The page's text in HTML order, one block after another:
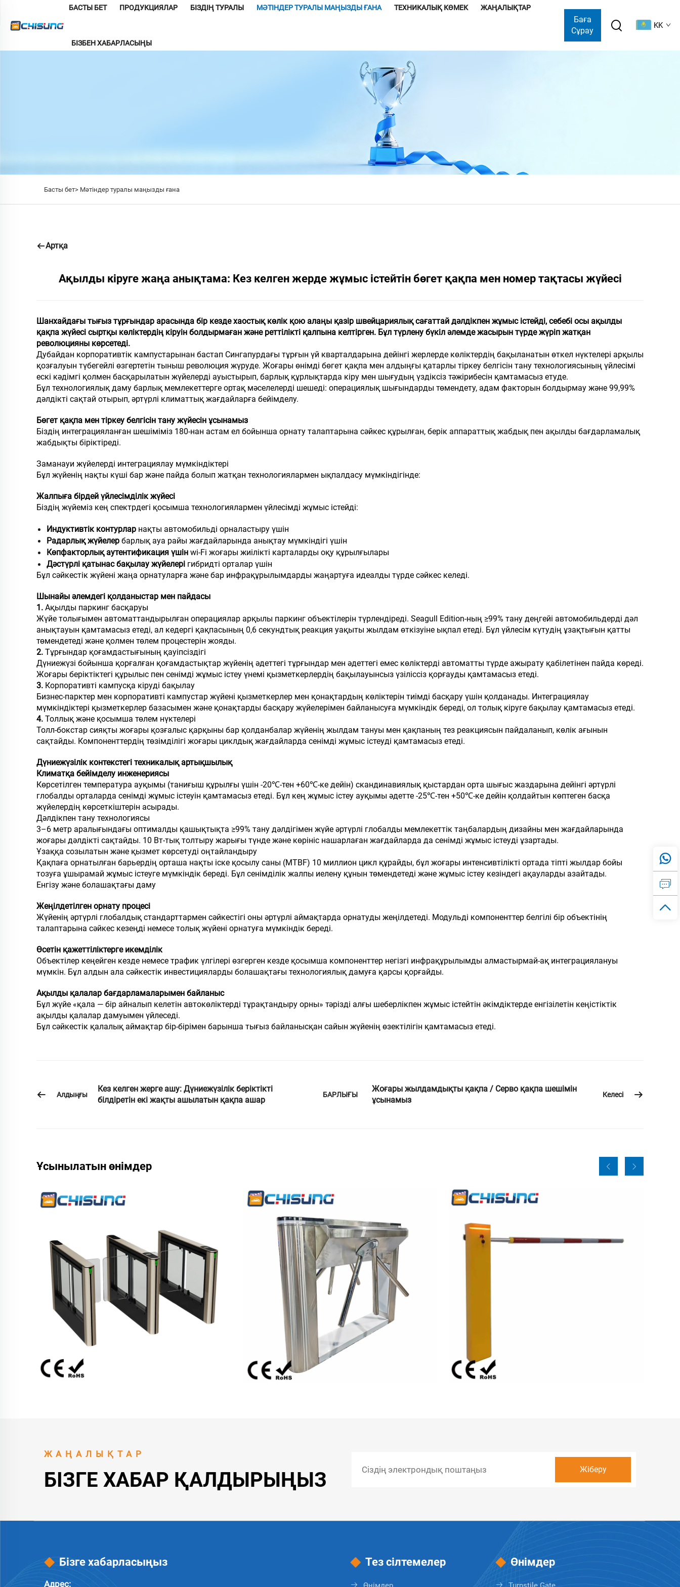
БАСТЫ БЕТ ПРОДУКЦИЯЛАР БІЗДІҢ ТУРАЛЫ МӘТІНДЕР ТУРАЛЫ МАҢЫЗДЫ ҒАНА ТЕХНИКАЛЫҚ КӨМЕК ЖАҢАЛЫҚТАР
БІЗБЕН ХАБАРЛАСЫҢЫ
Баға
Сұрау
KK
Басты бет> Мәтіндер туралы маңызды ғана
Артқа
Ақылды кіруге жаңа анықтама: Кез келген жерде жұмыс істейтін бөгет қақпа мен номер тақтасы жүйесі
Шанхайдағы тығыз тұрғындар арасында бір кезде хаостық көлік қою алаңы қазір швейцариялық сағаттай дәлдікпен жұмыс істейді, себебі осы ақылды
қақпа жүйесі сыртқы көліктердің кіруін болдырмаған және реттілікті қалпына келтірген. Бұл түрлену бүкіл әлемде жасырын түрде жүріп жатқан
революцияны көрсетеді.
Дубайдан корпоративтік кампустарынан бастап Сингапурдағы тұрғын үй кварталдарына дейінгі жерлерде көліктердің бақыланатын өткел нүктелері арқылы
қозғалуын түбегейлі өзгертетін тыныш революция жүруде. Жоғары өнімді бөгет қақпа мен алдыңғы қатарлы тіркеу белгісін тану технологиясының үйлесімі
ескі кәдімгі қолмен басқарылатын жүйелерді ауыстырып, барлық құрлықтарда кіру мен шығудың үздіксіз тәжірибесін қамтамасыз етуде.
Бұл технологиялық даму барлық мемлекеттерге ортақ мәселелерді шешеді: операциялық шығындарды төмендету, адам факторын болдырмау және 99,99%
дәлдікті сақтай отырып, әртүрлі климаттық жағдайларға бейімделу.
Бөгет қақпа мен тіркеу белгісін тану жүйесін ұсынамыз
Біздің интеграцияланған шешіміміз 180-нан астам ел бойынша орнату талаптарына сәйкес құрылған, берік аппараттық жабдық пен ақылды бағдарламалық
жабдықты біріктіреді.
Заманауи жүйелерді интеграциялау мүмкіндіктері
Бұл жүйенің нақты күші бар және пайда болып жатқан технологиялармен ықпалдасу мүмкіндігінде:
Жалпыға бірдей үйлесімділік жүйесі
Біздің жүйеміз кең спектрдегі қосымша технологиялармен үйлесімді жұмыс істейді:
Индуктивтік контурлар нақты автомобильді орналастыру үшін
Радарлық жүйелер барлық ауа райы жағдайларында анықтау мүмкіндігі үшін
Көпфакторлық аутентификация үшін wi-Fi жоғары жиілікті карталарды оқу құрылғылары
Дәстүрлі қатынас бақылау жүйелері гибридті орталар үшін
Бұл сәйкестік жүйені жаңа орнатуларға және бар инфрақұрылымдарды жаңартуға идеалды түрде сәйкес келеді.
Шынайы әлемдегі қолданыстар мен пайдасы
1. Ақылды паркинг басқаруы
Жүйе толығымен автоматтандырылған операциялар арқылы паркинг объектілерін түрлендіреді. Seagull Edition-ның ≥99% тану деңгейі автомобильдерді дәл
анықтауын қамтамасыз етеді, ал кедергі қақпасының 0,6 секундтық реакция уақыты жылдам өткізуіне ықпал етеді. Бұл үйлесім күтудің ұзақтығын қатты
төмендетеді және қолмен төлем процестерін жояды.
2. Тұрғындар қоғамдастығының қауіпсіздігі
Дүниежүзі бойынша қорғалған қоғамдастықтар жүйенің әдеттегі тұрғындар мен әдеттегі емес көліктерді автоматты түрде ажырату қабілетінен пайда көреді.
Жоғары беріктіктегі құрылыс пен сенімді жұмыс істеу үнемі қызметкерлердің бақылауынсыз үзіліссіз қорғауды қамтамасыз етеді.
3. Корпоративті кампусқа кіруді бақылау
Бизнес-парктер мен корпоративті кампустар жүйені қызметкерлер мен қонақтардың көліктерін тиімді басқару үшін қолданады. Интеграциялау
мүмкіндіктері қызметкерлер базасымен және қонақтарды басқару жүйелерімен байланысуға мүмкіндік береді, ол толық кіруге бақылау қамтамасыз етеді.
4. Толлық және қосымша төлем нүктелері
Толл-бокстар сияқты жоғары қозғалыс қарқыны бар қолданбалар жүйенің жылдам тануы мен қақпаның тез реакциясын пайдаланып, көлік ағынын
сақтайды. Компоненттердің төзімділігі жоғары циклдық жағдайларда сенімді жұмыс істеуді қамтамасыз етеді.
Дүниежүзілік контекстегі техникалық артықшылық
Климатқа бейімделу инженериясы
Көрсетілген температура ауқымы (таниғыш құрылғы үшін -20℃-тен +60℃-ке дейін) скандинавиялық қыстардан орта шығыс жаздарына дейінгі әртүрлі
глобалды орталарда сенімді жұмыс істеуін қамтамасыз етеді. Бұл кең жұмыс істеу ауқымы әдетте -25℃-тен +50℃-ке дейін қолдайтын көптеген басқа
жүйелердің көрсеткіштерін асырады.
Дәлдікпен тану технологиясы
3–6 метр аралығындағы оптималды қашықтықта ≥99% тану дәлдігімен жүйе әртүрлі глобалды мемлекеттік таңбалардың дизайны мен жағдайларында
жоғары дәлдікті сақтайды. 10 Вт-тық толтыру жарығы түнде және көрініс нашарлаған жағдайларда да сенімді жұмыс істеуді ұзартады.
Ұзаққа созылатын және қызмет көрсетуді оңтайландыру
Қақпаға орнатылған барьердің орташа нақты іске қосылу саны (MTBF) 10 миллион цикл құрайды, бұл жоғары интенсивтілікті ортада тіпті жылдар бойы
тозуға ұшырамай жұмыс істеуге мүмкіндік береді. Бұл сенімділік жалпы иелену құнын төмендетеді және жұмыс істеу кезіндегі ақауларды азайтады.
Енгізу және болашақтағы даму
Жеңілдетілген орнату процесі
Жүйенің әртүрлі глобалдық стандарттармен сәйкестігі оны әртүрлі аймақтарда орнатуды жеңілдетеді. Модульді компоненттер белгілі бір объектінің
талаптарына сәйкес кезеңді немесе толық жүйені орнатуға мүмкіндік береді.
Өсетін қажеттіліктерге икемділік
Объектілер кеңейген кезде немесе трафик үлгілері өзгерген кезде қосымша компоненттер негізгі инфрақұрылымды алмастырмай-ақ интеграциялануы
мүмкін. Бұл алдын ала сәйкестік инвестицияларды болашақтағы технологиялық дамуға қарсы қорғайды.
Ақылды қалалар бағдарламаларымен байланыс
Бұл жүйе «қала — бір айналып келетін автокөліктерді тұрақтандыру орны» тәрізді алғы шеберлікпен жұмыс істейтін әкімдіктерде енгізілетін кеңістіктік
ақылды қалалар дамуымен үйлеседі.
Бұл сәйкестік қалалық аймақтар бір-бірімен барынша тығыз байланысқан сайын жүйенің өзектілігін қамтамасыз етеді.
Алдыңғы
Кез келген жерге ашу: Дүниежүзілік беріктікті
білдіретін екі жақты ашылатын қақпа ашар
БАРЛЫҒЫ
Жоғары жылдамдықты қақпа / Серво қақпа шешімін
ұсынамыз
Келесі
Ұсынылатын өнімдер
ЖАҢАЛЫҚТАР
БІЗГЕ ХАБАР ҚАЛДЫРЫҢЫЗ
Бізге хабарласыңыз
Адрес:
Тез сілтемелер Өнімдер